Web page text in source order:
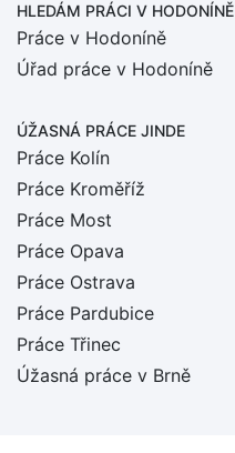
HLEDÁM PRÁCI V HODONÍNĚ
Práce v Hodoníně
Úřad práce v Hodoníně
ÚŽASNÁ PRÁCE JINDE
Práce Kolín
Práce Kroměříž
Práce Most
Práce Opava
Práce Ostrava
Práce Pardubice
Práce Třinec
Úžasná práce v Brně